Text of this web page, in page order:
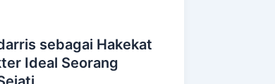
sebagai Hakekat
Ideal Seorang